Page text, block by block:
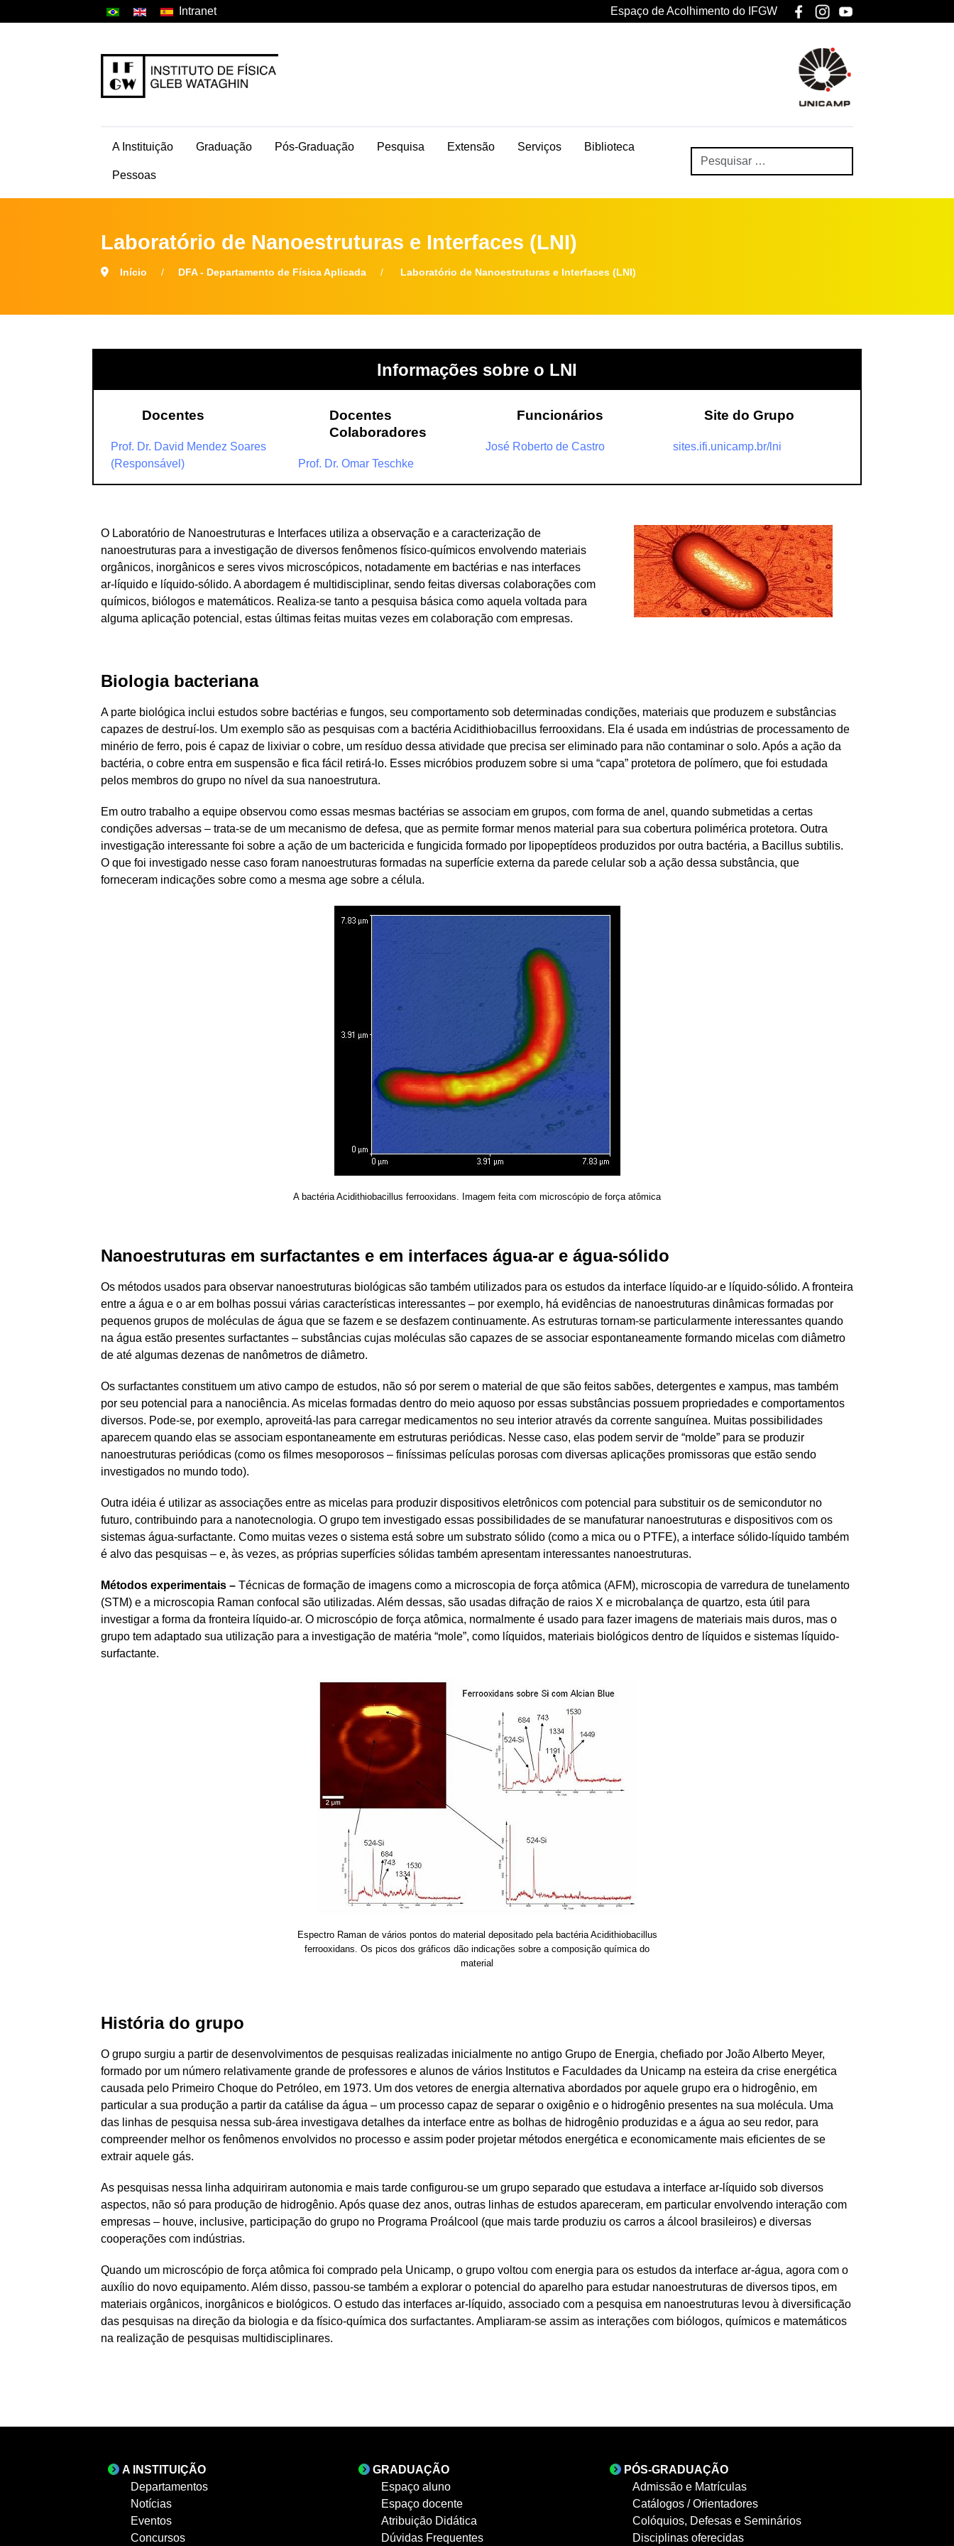
Intranet Espaço de Acolhimento do IFGW
A Instituição Graduação Pós-Graduação Pesquisa Extensão Serviços Biblioteca
Pessoas
Laboratório de Nanoestruturas e Interfaces (LNI)
Início DFA - Departamento de Física Aplicada Laboratório de Nanoestruturas e Interfaces (LNI)
Informações sobre o LNI
Docentes
Prof. Dr. David Mendez Soares
(Responsável)
Docentes
Colaboradores
Prof. Dr. Omar Teschke
Funcionários
José Roberto de Castro
Site do Grupo
sites.ifi.unicamp.br/lni
O Laboratório de Nanoestruturas e Interfaces utiliza a observação e a caracterização de
nanoestruturas para a investigação de diversos fenômenos físico-químicos envolvendo materiais
orgânicos, inorgânicos e seres vivos microscópicos, notadamente em bactérias e nas interfaces
ar-líquido e líquido-sólido. A abordagem é multidisciplinar, sendo feitas diversas colaborações com
químicos, biólogos e matemáticos. Realiza-se tanto a pesquisa básica como aquela voltada para
alguma aplicação potencial, estas últimas feitas muitas vezes em colaboração com empresas.
Biologia bacteriana
A parte biológica inclui estudos sobre bactérias e fungos, seu comportamento sob determinadas condições, materiais que produzem e substâncias
capazes de destruí-los. Um exemplo são as pesquisas com a bactéria Acidithiobacillus ferrooxidans. Ela é usada em indústrias de processamento de
minério de ferro, pois é capaz de lixiviar o cobre, um resíduo dessa atividade que precisa ser eliminado para não contaminar o solo. Após a ação da
bactéria, o cobre entra em suspensão e fica fácil retirá-lo. Esses micróbios produzem sobre si uma “capa” protetora de polímero, que foi estudada
pelos membros do grupo no nível da sua nanoestrutura.
Em outro trabalho a equipe observou como essas mesmas bactérias se associam em grupos, com forma de anel, quando submetidas a certas
condições adversas – trata-se de um mecanismo de defesa, que as permite formar menos material para sua cobertura polimérica protetora. Outra
investigação interessante foi sobre a ação de um bactericida e fungicida formado por lipopeptídeos produzidos por outra bactéria, a Bacillus subtilis.
O que foi investigado nesse caso foram nanoestruturas formadas na superfície externa da parede celular sob a ação dessa substância, que
forneceram indicações sobre como a mesma age sobre a célula.
A bactéria Acidithiobacillus ferrooxidans. Imagem feita com microscópio de força atômica
Nanoestruturas em surfactantes e em interfaces água-ar e água-sólido
Os métodos usados para observar nanoestruturas biológicas são também utilizados para os estudos da interface líquido-ar e líquido-sólido. A fronteira
entre a água e o ar em bolhas possui várias características interessantes – por exemplo, há evidências de nanoestruturas dinâmicas formadas por
pequenos grupos de moléculas de água que se fazem e se desfazem continuamente. As estruturas tornam-se particularmente interessantes quando
na água estão presentes surfactantes – substâncias cujas moléculas são capazes de se associar espontaneamente formando micelas com diâmetro
de até algumas dezenas de nanômetros de diâmetro.
Os surfactantes constituem um ativo campo de estudos, não só por serem o material de que são feitos sabões, detergentes e xampus, mas também
por seu potencial para a nanociência. As micelas formadas dentro do meio aquoso por essas substâncias possuem propriedades e comportamentos
diversos. Pode-se, por exemplo, aproveitá-las para carregar medicamentos no seu interior através da corrente sanguínea. Muitas possibilidades
aparecem quando elas se associam espontaneamente em estruturas periódicas. Nesse caso, elas podem servir de “molde” para se produzir
nanoestruturas periódicas (como os filmes mesoporosos – finíssimas películas porosas com diversas aplicações promissoras que estão sendo
investigados no mundo todo).
Outra idéia é utilizar as associações entre as micelas para produzir dispositivos eletrônicos com potencial para substituir os de semicondutor no
futuro, contribuindo para a nanotecnologia. O grupo tem investigado essas possibilidades de se manufaturar nanoestruturas e dispositivos com os
sistemas água-surfactante. Como muitas vezes o sistema está sobre um substrato sólido (como a mica ou o PTFE), a interface sólido-líquido também
é alvo das pesquisas – e, às vezes, as próprias superfícies sólidas também apresentam interessantes nanoestruturas.
Métodos experimentais – Técnicas de formação de imagens como a microscopia de força atômica (AFM), microscopia de varredura de tunelamento
(STM) e a microscopia Raman confocal são utilizadas. Além dessas, são usadas difração de raios X e microbalança de quartzo, esta útil para
investigar a forma da fronteira líquido-ar. O microscópio de força atômica, normalmente é usado para fazer imagens de materiais mais duros, mas o
grupo tem adaptado sua utilização para a investigação de matéria “mole”, como líquidos, materiais biológicos dentro de líquidos e sistemas líquido-
surfactante.
Espectro Raman de vários pontos do material depositado pela bactéria Acidithiobacillus
ferrooxidans. Os picos dos gráficos dão indicações sobre a composição química do
material
História do grupo
O grupo surgiu a partir de desenvolvimentos de pesquisas realizadas inicialmente no antigo Grupo de Energia, chefiado por João Alberto Meyer,
formado por um número relativamente grande de professores e alunos de vários Institutos e Faculdades da Unicamp na esteira da crise energética
causada pelo Primeiro Choque do Petróleo, em 1973. Um dos vetores de energia alternativa abordados por aquele grupo era o hidrogênio, em
particular a sua produção a partir da catálise da água – um processo capaz de separar o oxigênio e o hidrogênio presentes na sua molécula. Uma
das linhas de pesquisa nessa sub-área investigava detalhes da interface entre as bolhas de hidrogênio produzidas e a água ao seu redor, para
compreender melhor os fenômenos envolvidos no processo e assim poder projetar métodos energética e economicamente mais eficientes de se
extrair aquele gás.
As pesquisas nessa linha adquiriram autonomia e mais tarde configurou-se um grupo separado que estudava a interface ar-líquido sob diversos
aspectos, não só para produção de hidrogênio. Após quase dez anos, outras linhas de estudos apareceram, em particular envolvendo interação com
empresas – houve, inclusive, participação do grupo no Programa Proálcool (que mais tarde produziu os carros a álcool brasileiros) e diversas
cooperações com indústrias.
Quando um microscópio de força atômica foi comprado pela Unicamp, o grupo voltou com energia para os estudos da interface ar-água, agora com o
auxílio do novo equipamento. Além disso, passou-se também a explorar o potencial do aparelho para estudar nanoestruturas de diversos tipos, em
materiais orgânicos, inorgânicos e biológicos. O estudo das interfaces ar-líquido, associado com a pesquisa em nanoestruturas levou à diversificação
das pesquisas na direção da biologia e da físico-química dos surfactantes. Ampliaram-se assim as interações com biólogos, químicos e matemáticos
na realização de pesquisas multidisciplinares.
A INSTITUIÇÃO
Departamentos
Notícias
Eventos
Concursos
GRADUAÇÃO
Espaço aluno
Espaço docente
Atribuição Didática
Dúvidas Frequentes
PÓS-GRADUAÇÃO
Admissão e Matrículas
Catálogos / Orientadores
Colóquios, Defesas e Seminários
Disciplinas oferecidas